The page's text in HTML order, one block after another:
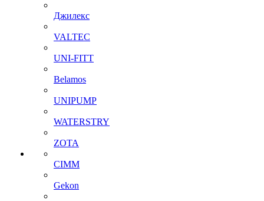
Джилекс
VALTEC
UNI-FITT
Belamos
UNIPUMP
WATERSTRY
ZOTA
CIMM
Gekon